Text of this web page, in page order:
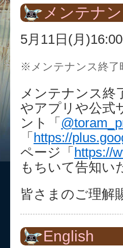
メンテナ
5月11日(月
※メンテナンス終了
メンテナンス終
やアプリや公式
ント「
「 https://
ページ「 https://
もちいて告知い
皆さまのご理解
English